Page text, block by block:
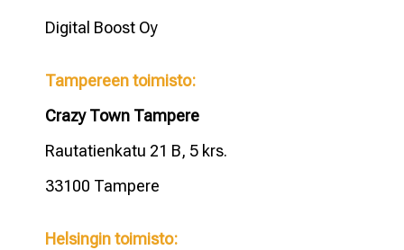
Digital Boost Oy
Tampereen toimisto:
Crazy Town Tampere
Rautatienkatu 21 B, 5 krs.
33100 Tampere
Helsingin toimisto: